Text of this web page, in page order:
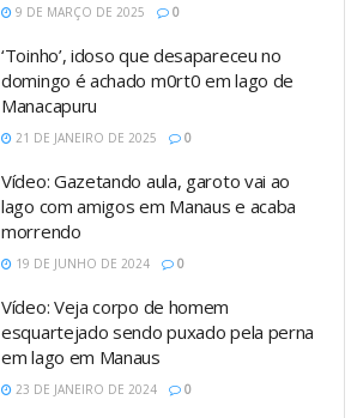
9 DE MARÇO DE 2025 0
‘Toinho’, idoso que desapareceu no
domingo é achado m0rt0 em lago de
Manacapuru
21 DE JANEIRO DE 2025 0
Vídeo: Gazetando aula, garoto vai ao
lago com amigos em Manaus e acaba
morrendo
19 DE JUNHO DE 2024 0
Vídeo: Veja corpo de homem
esquartejado sendo puxado pela perna
em lago em Manaus
23 DE JANEIRO DE 2024 0